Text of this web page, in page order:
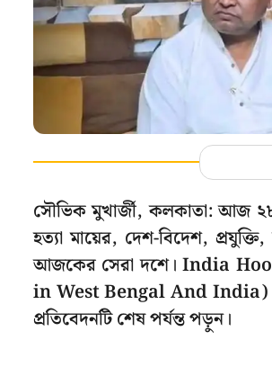
সৌভিক মুখার্জী, কলকাতা: আজ ২৮
হত্যা মায়ের, দেশ-বিদেশ,
আজকের সেরা দশে। India
in West Bengal And India)
প্রতিবেদনটি শেষ পর্যন্ত পড়ুন।